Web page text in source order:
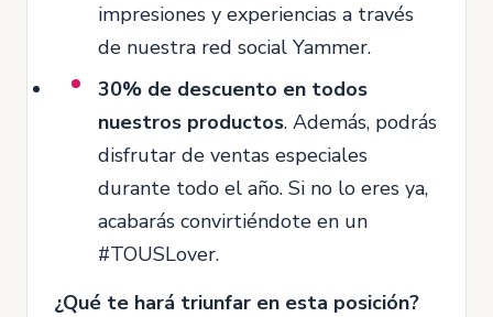
impresiones y experiencias a través
de nuestra red social Yammer.
30% de descuento en todos
nuestros productos. Además, podrás
disfrutar de ventas especiales
durante todo el año. Si no lo eres ya,
acabarás convirtiéndote en un
#TOUSLover.
¿Qué te hará triunfar en esta posición?